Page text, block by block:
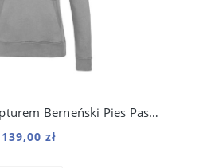
Bluza damska z kapturem Berneński Pies Pasterski Kosmo
139,00 zł